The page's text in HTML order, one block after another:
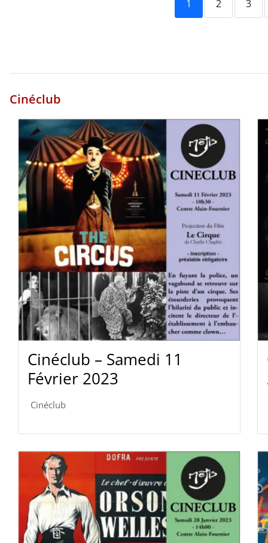
1 2 3
Cinéclub
Cinéclub – Samedi 11
Février 2023
Cinéclub